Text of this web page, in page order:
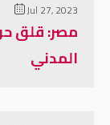
Jul 27, 2023
مصر: قلق
المدني